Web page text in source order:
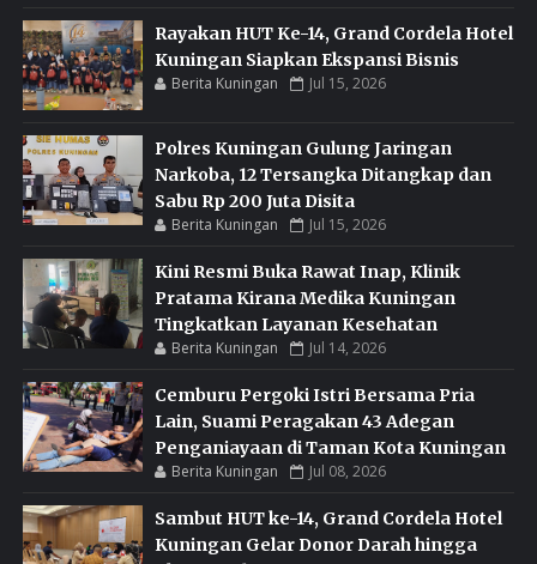
Rayakan HUT Ke-14, Grand Cordela Hotel
Kuningan Siapkan Ekspansi Bisnis
Berita Kuningan Jul 15, 2026
Polres Kuningan Gulung Jaringan
Narkoba, 12 Tersangka Ditangkap dan
Sabu Rp 200 Juta Disita
Berita Kuningan Jul 15, 2026
Kini Resmi Buka Rawat Inap, Klinik
Pratama Kirana Medika Kuningan
Tingkatkan Layanan Kesehatan
Berita Kuningan Jul 14, 2026
Cemburu Pergoki Istri Bersama Pria
Lain, Suami Peragakan 43 Adegan
Penganiayaan di Taman Kota Kuningan
Berita Kuningan Jul 08, 2026
Sambut HUT ke-14, Grand Cordela Hotel
Kuningan Gelar Donor Darah hingga